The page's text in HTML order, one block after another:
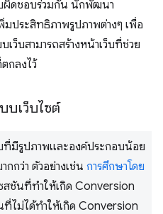
บผิดชอบร่วมกัน นักพัฒนา
มประสิทธิภาพรูปภาพต่างๆ เพื่อ
ว็บสามารถสร้างหน้าเว็บที่ช่วย
กลงไว้
บเว็บไซต์
ที่มีรูปภาพและองค์ประกอบน้อย
กว่า ตัวอย่างเช่น การศึกษาโดย
สชันที่ทําให้เกิด Conversion
ไม่ได้ทําให้เกิด Conversion